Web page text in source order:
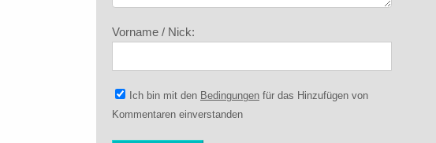
Vorname / Nick:
Ich bin mit den Bedingungen für das Hinzufügen von
Kommentaren einverstanden